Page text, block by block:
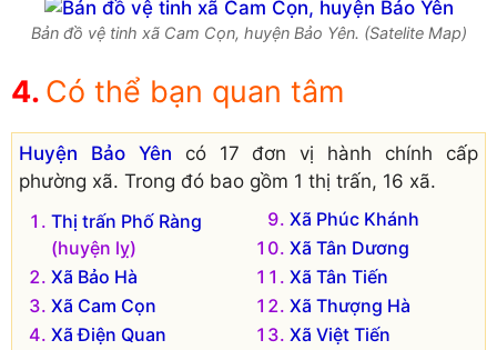
Bản đồ vệ tinh xã Cam Cọn, huyện Bảo Yên. (Satelite Map)
Có thể bạn quan tâm
Huyện Bảo Yên có 17 đơn vị hành chính cấp
phường xã. Trong đó bao gồm 1 thị trấn, 16 xã.
Thị trấn Phố Ràng
(huyện lỵ)
Xã Bảo Hà
Xã Cam Cọn
Xã Điện Quan
Xã Phúc Khánh
Xã Tân Dương
Xã Tân Tiến
Xã Thượng Hà
Xã Việt Tiến